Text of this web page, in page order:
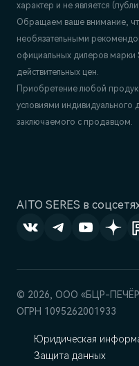
AITO SERES в
характер и не является
Обращаем ваше внимание,
необязательными
официальных дилеров марки
действительных цен.
Приобретение любой
условиями
заключаемого с продавцом.
© 2026, ООО «БЦР-
ОГРН 1095262001933
Юридическая
Защита данных